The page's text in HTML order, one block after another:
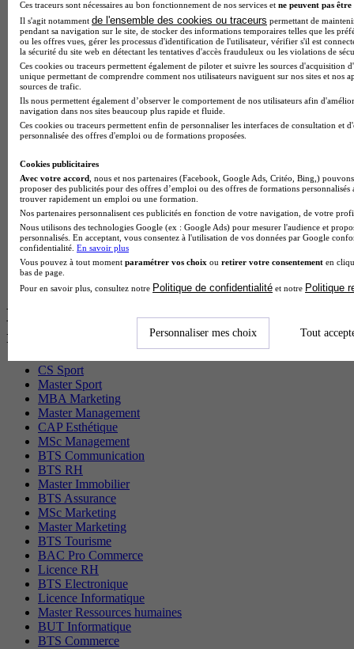
BTS Esf en alternance
BTS Dietetique en alternance
BTS Mco en alternance
BTS Pi en alternance
BTS Sp3s en alternance
Master CCA en alternance
BTS Ndrc en alternance
BTS Sam en alternance
Cap Fleuriste en alternance
BTS Sio en alternance
BTS Gpme en alternance
Cap Electricien en alternance
BTS Gpn en alternance
BTS Domotique en alternance
BAC Pro Agora en alternance
BTS Sta en alternance
BTS Iris en alternance
BTS Tpl en alternance
BTS Ati en alternance
Les diplômes par filière les plus
recherchés
CS Sport
Master Sport
MBA Marketing
Master Management
CAP Esthétique
MSc Management
BTS Communication
BTS RH
Master Immobilier
BTS Assurance
MSc Marketing
Master Marketing
BTS Tourisme
BAC Pro Commerce
Licence RH
BTS Electronique
Licence Informatique
Master Ressources humaines
BUT Informatique
BTS Commerce
Ces traceurs sont nécessaires au bon fonctionnement de nos services et ne peuvent pas être
Il s'agit notamment de l'ensemble des cookies ou traceurs permettant de
pendant sa navigation sur le site, de stocker des informations temporaires telles que les
ou les offres vues, gérer les processus d'identification de l'utilisateur, vérifier s'il est
la sécurité du site web en détectant les tentatives d'accès frauduleux ou les violations de
Ces cookies ou traceurs permettent également de piloter et suivre les sources d'acquisition
unique permettant de comprendre comment nos utilisateurs naviguent sur nos sites et nos
sources de trafic.
Ils nous permettent également d’observer le comportement de nos utilisateurs afin
navigation dans nos sites beaucoup plus rapide et fluide.
Ces cookies ou traceurs permettent enfin de personnaliser les interfaces de consultation et
personnalisée des offres d'emploi ou de formations proposées.
Cookies publicitaires
Avec votre accord , nous et nos partenaires (Facebook, Google Ads, Critéo, Bing,)
proposer des publicités pour des offres d’emploi ou des offres de formations
trouver rapidement un emploi ou une formation.
Nos partenaires personnalisent ces publicités en fonction de votre navigation, de votre
Nous utilisons des technologies Google (ex : Google Ads) pour mesurer l'audience et
personnalisés. En acceptant, vous consentez à l'utilisation de vos données par Google
confidentialité. En savoir plus
Vous pouvez à tout moment paramétrer vos choix ou retirer votre consentement en
bas de page.
Pour en savoir plus, consultez notre Politique de confidentialité et notre Politique
Personnaliser mes choix Tout